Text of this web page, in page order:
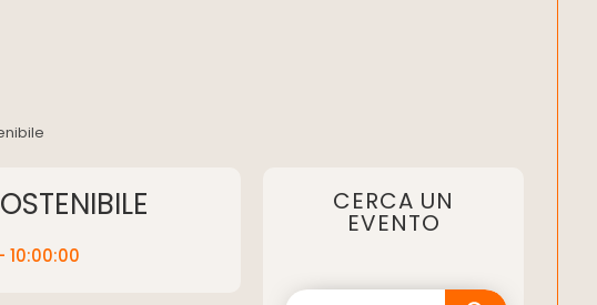
10:00:00
CERCA UN
EVENTO